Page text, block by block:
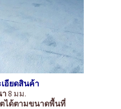
อียดสินค้า
8 มม.
ได้ตามขนาดพื้นที่